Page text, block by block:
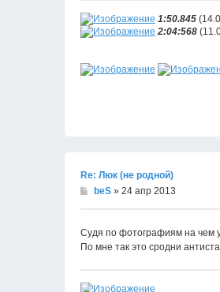
1:50.845
2:04:568
Re: Люк (не родной)
beS » 24 апр 2013
Судя по фотографиям на чем
По мне так это сродни